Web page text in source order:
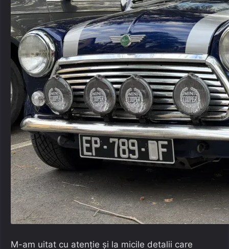
M-am uitat cu atenție și la micile detalii care